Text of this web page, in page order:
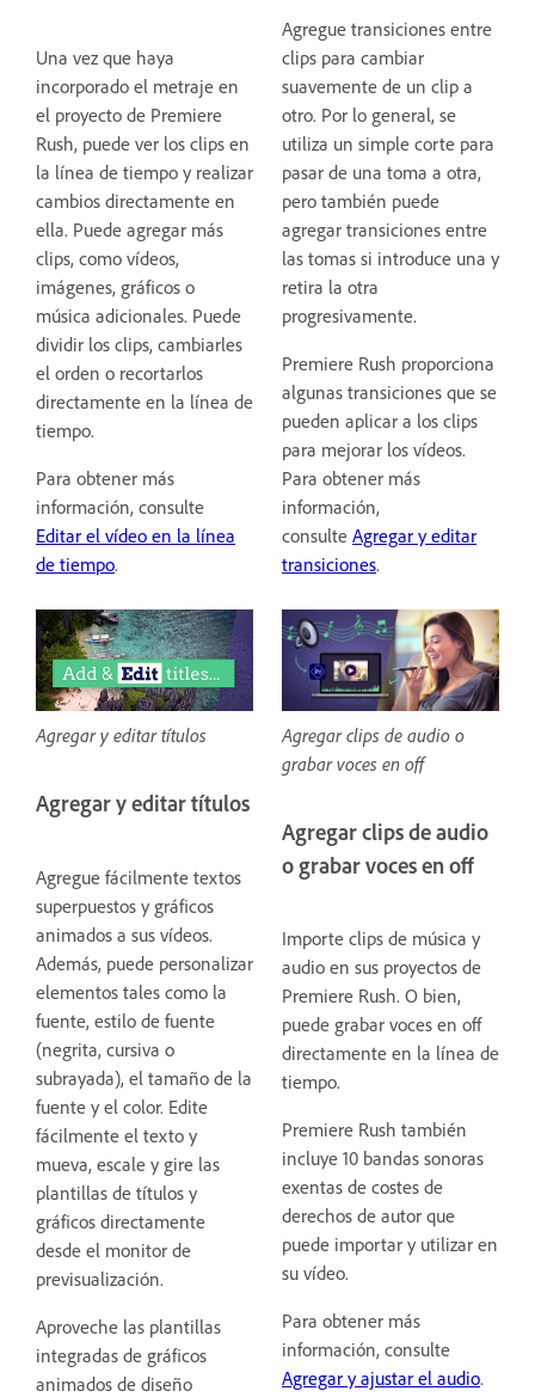
Una vez que haya
incorporado el metraje en
el proyecto de Premiere
Rush, puede ver los clips en
la línea de tiempo y realizar
cambios directamente en
ella. Puede agregar más
clips, como vídeos,
imágenes, gráficos o
música adicionales. Puede
dividir los clips, cambiarles
el orden o recortarlos
directamente en la línea de
tiempo.
Para obtener más
información, consulte
Editar el vídeo en la línea
de tiempo.
Agregue transiciones entre
clips para cambiar
suavemente de un clip a
otro. Por lo general, se
utiliza un simple corte para
pasar de una toma a otra,
pero también puede
agregar transiciones entre
las tomas si introduce una y
retira la otra
progresivamente.
Premiere Rush proporciona
algunas transiciones que se
pueden aplicar a los clips
para mejorar los vídeos.
Para obtener más
información,
consulte Agregar y editar
transiciones.
Agregar y editar títulos
Agregar y editar títulos
Agregue fácilmente textos
superpuestos y gráficos
animados a sus vídeos.
Además, puede personalizar
elementos tales como la
fuente, estilo de fuente
(negrita, cursiva o
subrayada), el tamaño de la
fuente y el color. Edite
fácilmente el texto y
mueva, escale y gire las
plantillas de títulos y
gráficos directamente
desde el monitor de
previsualización.
Aproveche las plantillas
integradas de gráficos
animados de diseño
Agregar clips de audio o
grabar voces en off
Agregar clips de audio
o grabar voces en off
Importe clips de música y
audio en sus proyectos de
Premiere Rush. O bien,
puede grabar voces en off
directamente en la línea de
tiempo.
Premiere Rush también
incluye 10 bandas sonoras
exentas de costes de
derechos de autor que
puede importar y utilizar en
su vídeo.
Para obtener más
información, consulte
Agregar y ajustar el audio.